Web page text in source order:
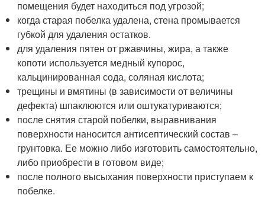
помещения будет находиться под угрозой;
когда старая побелка удалена, стена промывается
губкой для удаления остатков.
для удаления пятен от ржавчины, жира, а также
копоти используется медный купорос,
кальцинированная сода, соляная кислота;
трещины и вмятины (в зависимости от величины
дефекта) шпаклюются или оштукатуриваются;
после снятия старой побелки, выравнивания
поверхности наносится антисептический состав –
грунтовка. Ее можно либо изготовить самостоятельно,
либо приобрести в готовом виде;
после полного высыхания поверхности приступаем к
побелке.